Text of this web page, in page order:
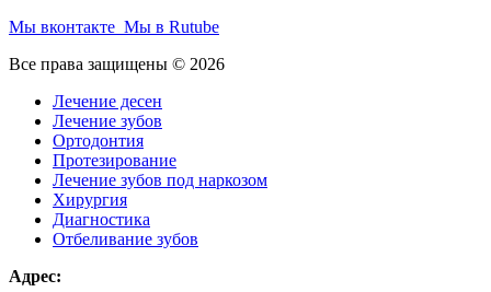
Мы вконтакте Мы в Rutube
Все права защищены © 2026
Лечение десен
Лечение зубов
Ортодонтия
Протезирование
Лечение зубов под наркозом
Хирургия
Диагностика
Отбеливание зубов
Адрес: